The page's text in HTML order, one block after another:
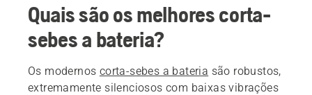
Quais são os melhores corta-
sebes a bateria?
Os modernos corta-sebes a bateria são robustos,
extremamente silenciosos com baixas vibrações